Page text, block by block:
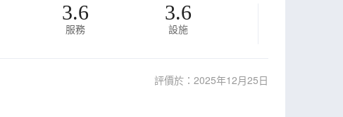
3.6
服務
3.6
設施
評價於：2025年12月25日